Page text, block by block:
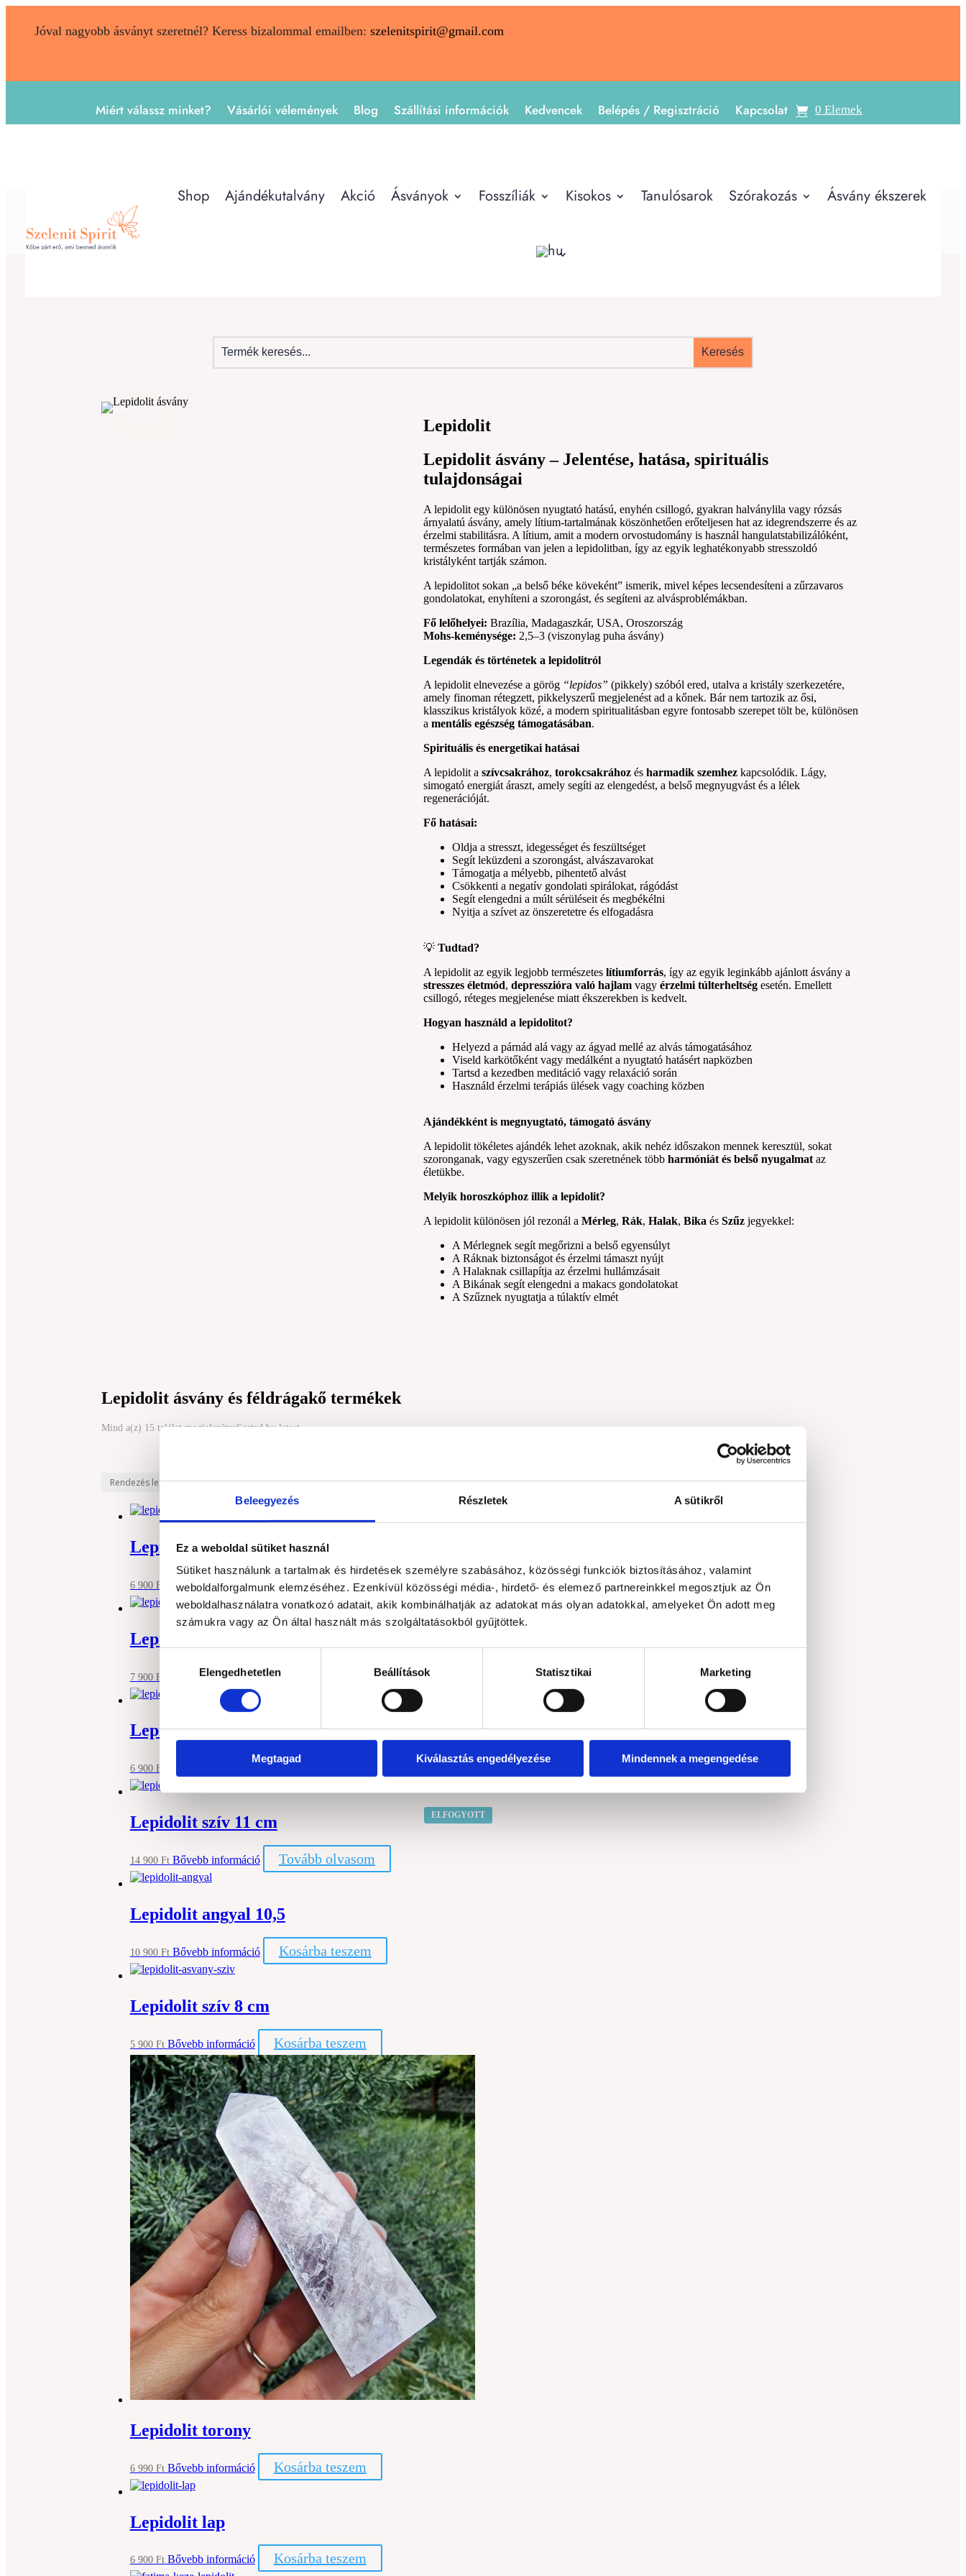
Beleegyezés Részletek A sütikről
Ez a weboldal sütiket használ
Sütiket használunk a tartalmak és hirdetések személyre szabásához, közösségi funkciók biztosításához, valamint
weboldalforgalmunk elemzéséhez. Ezenkívül közösségi média-, hirdető- és elemező partnereinkkel megosztjuk az Ön
weboldalhasználatra vonatkozó adatait, akik kombinálhatják az adatokat más olyan adatokkal, amelyeket Ön adott meg
számukra vagy az Ön által használt más szolgáltatásokból gyűjtöttek.
kiválasztásaElengedhetetlen Beállítások Statisztikai Marketing
Megtagad Kiválasztás engedélyezése Mindennek a megengedése
Jóval nagyobb ásványt szeretnél? Keress bizalommal emailben: szelenitspirit@gmail.com
Miért válassz minket? Vásárlói vélemények Blog Szállítási információk Kedvencek Belépés / Regisztráció Kapcsolat 0 Elemek
Shop Ajándékutalvány Akció Ásványok Fosszíliák Kisokos Tanulósarok Szórakozás Ásvány ékszerek
Lepidolit
Lepidolit ásvány – Jelentése, hatása, spirituális
tulajdonságai
A lepidolit egy különösen nyugtató hatású, enyhén csillogó, gyakran halványlila vagy rózsás
árnyalatú ásvány, amely lítium-tartalmának köszönhetően erőteljesen hat az idegrendszerre és az
érzelmi stabilitásra. A lítium, amit a modern orvostudomány is használ hangulatstabilizálóként,
természetes formában van jelen a lepidolitban, így az egyik leghatékonyabb stresszoldó
kristályként tartják számon.
A lepidolitot sokan „a belső béke köveként” ismerik, mivel képes lecsendesíteni a zűrzavaros
gondolatokat, enyhíteni a szorongást, és segíteni az alvásproblémákban.
Fő lelőhelyei: Brazília, Madagaszkár, USA, Oroszország
Mohs-keménysége: 2,5–3 (viszonylag puha ásvány)
Legendák és történetek a lepidolitról
A lepidolit elnevezése a görög “lepidos” (pikkely) szóból ered, utalva a kristály szerkezetére,
amely finoman rétegzett, pikkelyszerű megjelenést ad a kőnek. Bár nem tartozik az ősi,
klasszikus kristályok közé, a modern spiritualitásban egyre fontosabb szerepet tölt be, különösen
amentális egészség támogatásában.
Spirituális és energetikai hatásai
A lepidolit aszívcsakrához,torokcsakrához ésharmadik szemhez kapcsolódik. Lágy,
simogató energiát áraszt, amely segíti az elengedést, a belső megnyugvást és a lélek
regenerációját.
Fő hatásai:
Oldja a stresszt, idegességet és feszültséget
Segít leküzdeni a szorongást, alvászavarokat
Támogatja a mélyebb, pihentető alvást
Csökkenti a negatív gondolati spirálokat, rágódást
Segít elengedni a múlt sérüléseit és megbékélni
Nyitja a szívet az önszeretetre és elfogadásra
💡Tudtad?
A lepidolit az egyik legjobb természeteslítiumforrás, így az egyik leginkább ajánlott ásvány a
stresszes életmód,depresszióra való hajlam vagyérzelmi túlterheltség esetén. Emellett
csillogó, réteges megjelenése miatt ékszerekben is kedvelt.
Hogyan használd a lepidolitot?
Helyezd a párnád alá vagy az ágyad mellé az alvás támogatásához
Viseld karkötőként vagy medálként a nyugtató hatásért napközben
Tartsd a kezedben meditáció vagy relaxáció során
Használd érzelmi terápiás ülések vagy coaching közben
Ajándékként is megnyugtató, támogató ásvány
A lepidolit tökéletes ajándék lehet azoknak, akik nehéz időszakon mennek keresztül, sokat
szoronganak, vagy egyszerűen csak szeretnének többharmóniát és belső nyugalmat az
életükbe.
Melyik horoszkóphoz illik a lepidolit?
A lepidolit különösen jól rezonál aMérleg,Rák,Halak,Bika ésSzűz jegyekkel:
A Mérlegnek segít megőrizni a belső egyensúlyt
A Ráknak biztonságot és érzelmi támaszt nyújt
A Halaknak csillapítja az érzelmi hullámzásait
A Bikának segít elengedni a makacs gondolatokat
A Szűznek nyugtatja a túlaktív elmét
Lepidolit ásvány és féldrágakő termékek
Mind a(z) 15 találat megjelenítveSorted by latest
Lepidolit golyó
6 900 Ft Bővebb információ Kosárba teszem
Lepidolit ásvány karácsonyfa
7 900 Ft Bővebb információ Kosárba teszem
Lepidolit szív 8,7 cm
6 900 Ft Kosárba teszem
ELFOGYOTT
Lepidolit szív 11 cm
14 900 Ft Bővebb információ Tovább olvasom
Lepidolit angyal 10,5
10 900 Ft Bővebb információ Kosárba teszem
Lepidolit szív 8 cm
5 900 Ft Bővebb információ Kosárba teszem
Lepidolit torony
6 990 Ft Bővebb információ Kosárba teszem
Lepidolit lap
6 900 Ft Bővebb információ Kosárba teszem